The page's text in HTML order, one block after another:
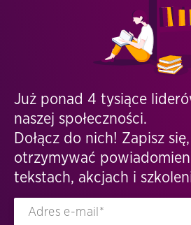
Już ponad 4 tysiące
naszej społeczności.
Dołącz do nich! Zapisz
otrzymywać
tekstach, akcjach i